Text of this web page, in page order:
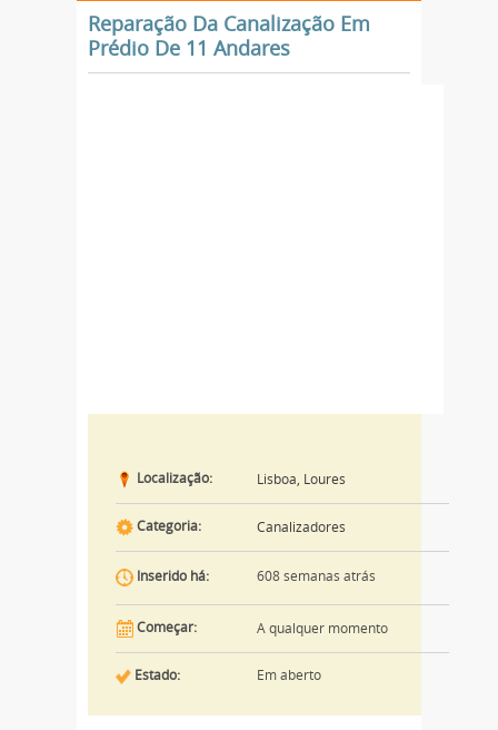
Reparação Da Canalização Em
Prédio De 11 Andares
Localização: Lisboa, Loures
Categoria: Canalizadores
Inserido há: 608 semanas atrás
Começar: A qualquer momento
Estado: Em aberto